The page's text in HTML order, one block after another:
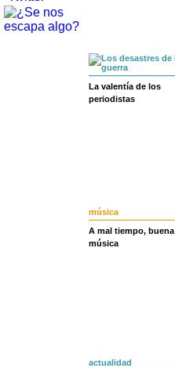
La valentía de los
periodistas
música
A mal tiempo, buena
música
actualidad